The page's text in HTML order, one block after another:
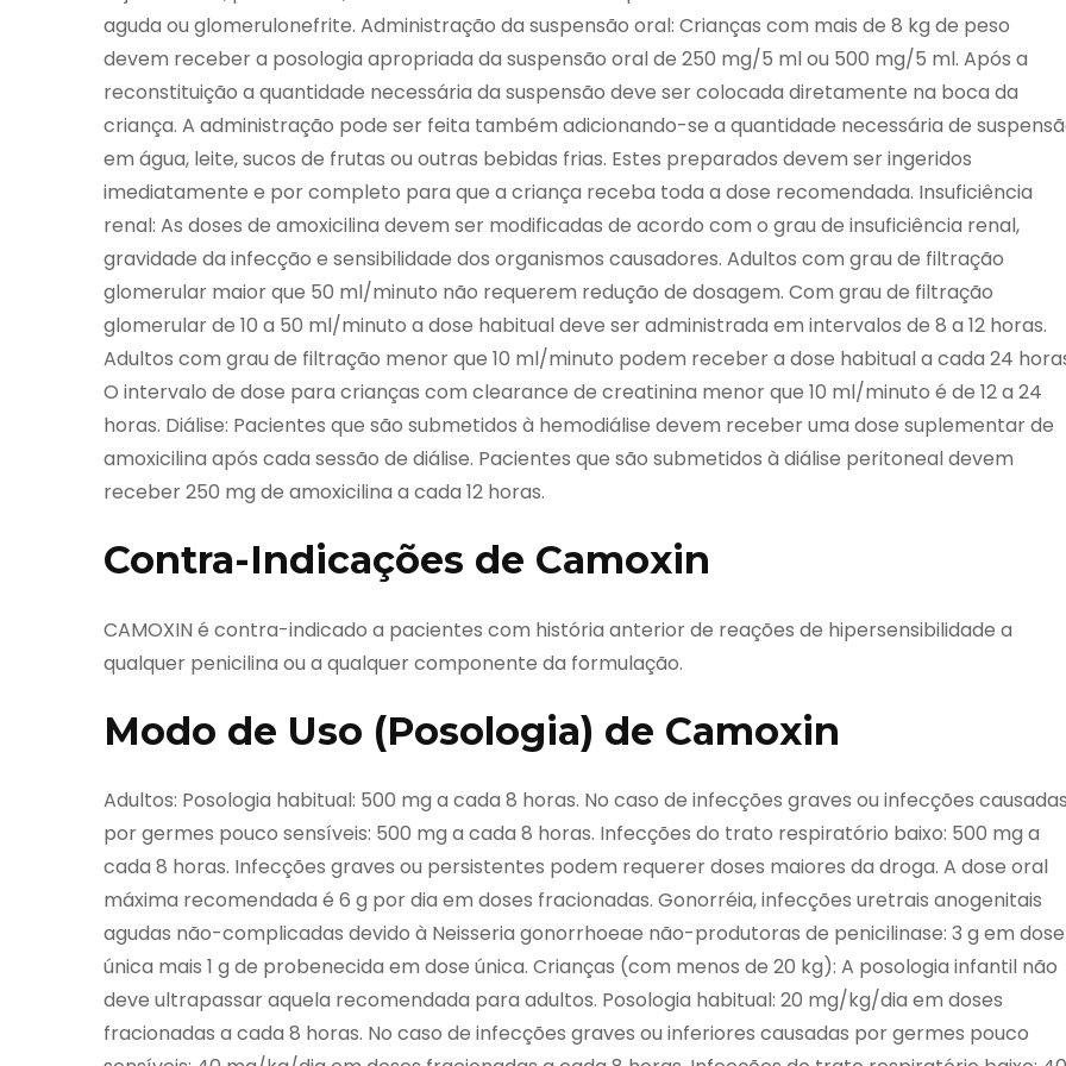
aguda ou glomerulonefrite. Administração da suspensão oral: Crianças com mais de 8 kg de peso
devem receber a posologia apropriada da suspensão oral de 250 mg/5 ml ou 500 mg/5 ml. Após a
reconstituição a quantidade necessária da suspensão deve ser colocada diretamente na boca da
criança. A administração pode ser feita também adicionando-se a quantidade necessária de
em água, leite, sucos de frutas ou outras bebidas frias. Estes preparados devem ser ingeridos
imediatamente e por completo para que a criança receba toda a dose recomendada. Insuficiência
renal: As doses de amoxicilina devem ser modificadas de acordo com o grau de insuficiência renal,
gravidade da infecção e sensibilidade dos organismos causadores. Adultos com grau de filtração
glomerular maior que 50 ml/minuto não requerem redução de dosagem. Com grau de filtração
glomerular de 10 a 50 ml/minuto a dose habitual deve ser administrada em intervalos de 8 a 12 horas.
Adultos com grau de filtração menor que 10 ml/minuto podem receber a dose habitual a cada 24
O intervalo de dose para crianças com clearance de creatinina menor que 10 ml/minuto é de 12 a 24
horas. Diálise: Pacientes que são submetidos à hemodiálise devem receber uma dose suplementar de
amoxicilina após cada sessão de diálise. Pacientes que são submetidos à diálise peritoneal devem
receber 250 mg de amoxicilina a cada 12 horas.
Contra-Indicações de Camoxin
CAMOXIN é contra-indicado a pacientes com história anterior de reações de hipersensibilidade a
qualquer penicilina ou a qualquer componente da formulação.
Modo de Uso (Posologia) de Camoxin
Adultos: Posologia habitual: 500 mg a cada 8 horas. No caso de infecções graves ou infecções
por germes pouco sensíveis: 500 mg a cada 8 horas. Infecções do trato respiratório baixo: 500 mg a
cada 8 horas. Infecções graves ou persistentes podem requerer doses maiores da droga. A dose oral
máxima recomendada é 6 g por dia em doses fracionadas. Gonorréia, infecções uretrais anogenitais
agudas não-complicadas devido à Neisseria gonorrhoeae não-produtoras de penicilinase: 3 g em dose
única mais 1 g de probenecida em dose única. Crianças (com menos de 20 kg): A posologia infantil não
deve ultrapassar aquela recomendada para adultos. Posologia habitual: 20 mg/kg/dia em doses
fracionadas a cada 8 horas. No caso de infecções graves ou inferiores causadas por germes pouco